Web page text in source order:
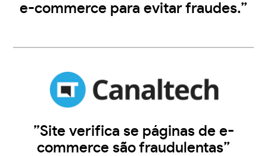
e-commerce para evitar fraudes.”
”Site verifica se páginas de e-
commerce são fraudulentas”